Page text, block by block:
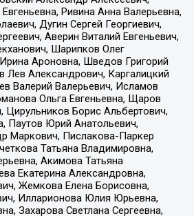
Ривина Анна Валерьевна,
Дугин Сергей Георгиевич,
Аверин Виталий Евгеньевич,
Шарипков Олег
Ароновна, Шведов Григорий
Лев Александрович, Каргалицкий
Валерий Валерьевич, Исламов
Ольга Евгеньевна, Щаров
Цирульников Борис Альбертович,
Паутов Юрий Анатольевич,
Маркович, Пислакова-Паркер
Татьяна Владимировна,
Акимова Татьяна
Екатерина Александровна,
Жемкова Елена Борисовна,
Илларионова Юлия Юрьевна,
Захарова Светлана Сергеевна,